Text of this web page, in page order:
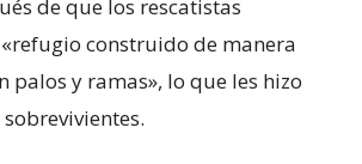
de que los rescatistas
construido de manera
palos y ramas», lo que les hizo